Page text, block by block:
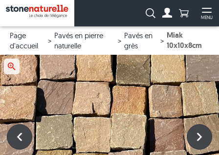
MENU
Recherche :Anzahl
Page
d'accueil
Pavés en pierre
naturelle
Pavés en
grès
Miak
10x10x8cm